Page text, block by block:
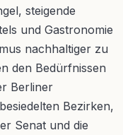
steigende
und Gastronomie
nachhaltiger zu
den Bedürfnissen
Berliner
Bezirken,
Senat und die